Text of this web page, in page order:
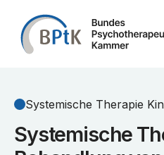
Zum Inhalt springen
Systemische Therapie
Systemische